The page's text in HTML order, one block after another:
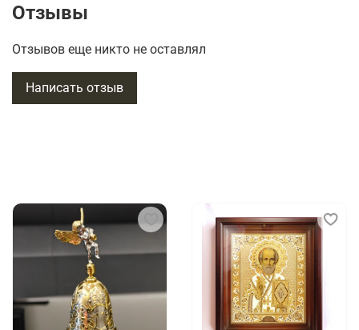
дорогих и роскошных предметов интерьера.
Отзывы
Отзывов еще никто не оставлял
Написать отзыв